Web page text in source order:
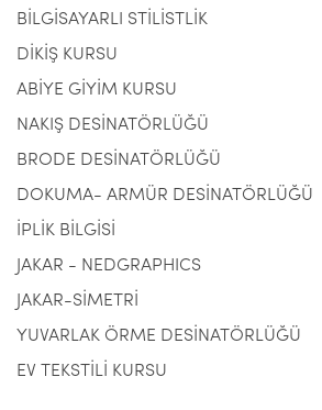
BİLGİSAYARLI STİLİSTLİK
DİKİŞ KURSU
ABİYE GİYİM KURSU
NAKIŞ DESİNATÖRLÜĞÜ
BRODE DESİNATÖRLÜĞÜ
DOKUMA- ARMÜR DESİNATÖRLÜĞÜ
İPLİK BİLGİSİ
JAKAR - NEDGRAPHICS
JAKAR-SİMETRİ
YUVARLAK ÖRME DESİNATÖRLÜĞÜ
EV TEKSTİLİ KURSU